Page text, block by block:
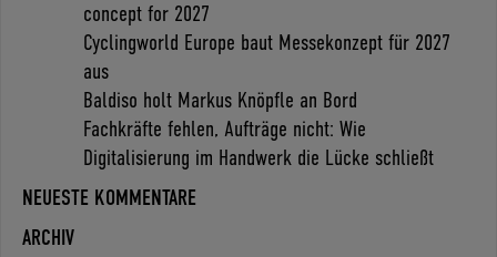
concept for 2027
Cyclingworld Europe baut Messekonzept für 2027
aus
Baldiso holt Markus Knöpfle an Bord
Fachkräfte fehlen, Aufträge nicht: Wie
Digitalisierung im Handwerk die Lücke schließt
NEUESTE KOMMENTARE
ARCHIV